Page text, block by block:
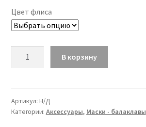
Цвет флиса
В корзину
Артикул: Н/Д
Категории: Аксессуары, Маски - балаклавы